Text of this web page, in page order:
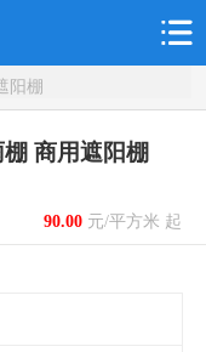
阳棚
商用遮阳棚
90.00元/平方米 起